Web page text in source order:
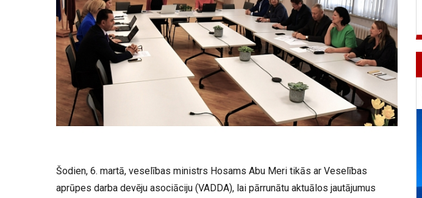
Šodien, 6. martā, veselības ministrs Hosams Abu Meri tikās ar Veselības
aprūpes darba devēju asociāciju (VADDA), lai pārrunātu aktuālos jautājumus